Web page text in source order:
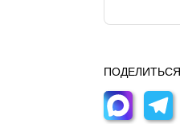
ПОДЕЛИТЬСЯ